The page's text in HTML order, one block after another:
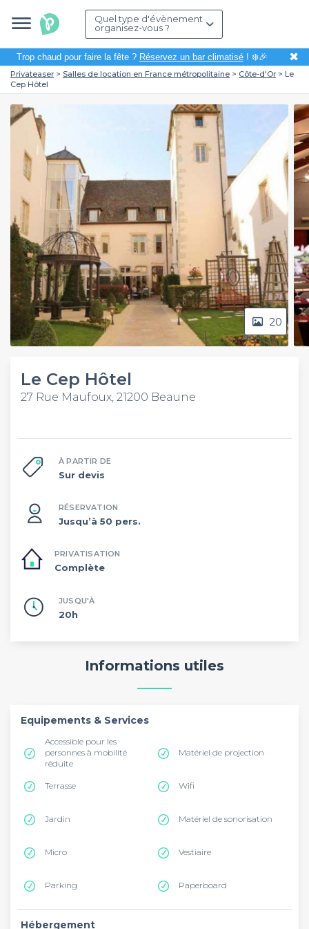
Quel type d'évènement
organisez-vous ?
Trop chaud pour faire la fête ? Réservez un bar climatisé! ❄️🎉 ✖
Privateaser Salles de location en France métropolitaine Côte-d'Or
Le
Cep Hôtel
20
Le Cep Hôtel
27 Rue Maufoux, 21200 Beaune
À PARTIR DE
Sur devis
RÉSERVATION
Jusqu’à 50 pers.
PRIVATISATION
Complète
JUSQU'À
20h
Informations utiles
Equipements & Services
Accessible pour les
personnes à mobilité
réduite
Matériel de projection
Terrasse Wifi
Jardin Matériel de sonorisation
Micro Vestiaire
Parking Paperboard
Hébergement